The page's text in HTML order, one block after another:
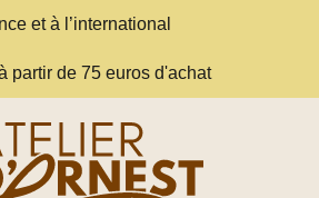
et à l’international
partir de 75 euros d'achat